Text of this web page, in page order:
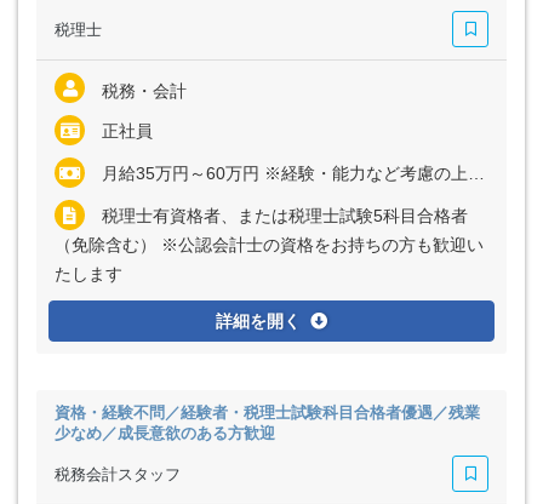
税理士
税務・会計
正社員
月給35万円～60万円 ※経験・能力など考慮の上、決定いたします ※残業代は全額支給
税理士有資格者、または税理士試験5科目合格者
（免除含む） ※公認会計士の資格をお持ちの方も歓迎い
たします
詳細を開く
資格・経験不問／経験者・税理士試験科目合格者優遇／残業
少なめ／成長意欲のある方歓迎
税務会計スタッフ